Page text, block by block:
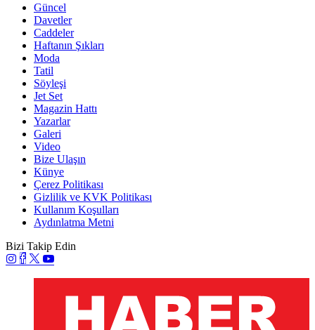
Güncel
Davetler
Caddeler
Haftanın Şıkları
Moda
Tatil
Söyleşi
Jet Set
Magazin Hattı
Yazarlar
Galeri
Video
Bize Ulaşın
Künye
Çerez Politikası
Gizlilik ve KVK Politikası
Kullanım Koşulları
Aydınlatma Metni
Bizi Takip Edin